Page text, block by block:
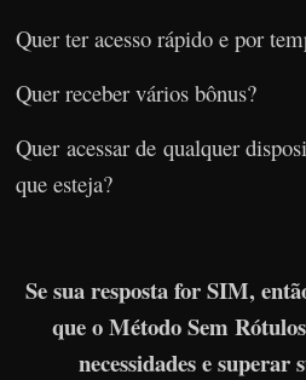
Quer ter acesso rápido e por
Quer receber vários bônus?
Quer acessar de qualquer
que esteja?
Se sua resposta for SIM,
que o Método Sem
necessidades e superar